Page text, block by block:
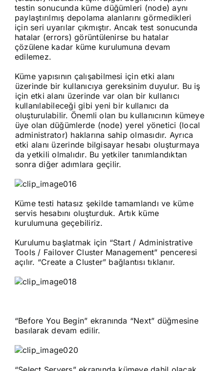
testin sonucunda küme düğümleri (node) aynı
paylaştırılmış depolama alanlarını görmedikleri
için seri uyarılar çıkmıştır. Ancak test sonucunda
hatalar (errors) görüntülenirse bu hatalar
çözülene kadar küme kurulumuna devam
edilemez.
Küme yapısının çalışabilmesi için etki alanı
üzerinde bir kullanıcıya gereksinim duyulur. Bu iş
için etki alanı üzerinde var olan bir kullanıcı
kullanılabileceği gibi yeni bir kullanıcı da
oluşturulabilir. Önemli olan bu kullanıcının kümeye
üye olan düğümlerde (node) yerel yönetici (local
administrator) haklarına sahip olmasıdır. Ayrıca
etki alanı üzerinde bilgisayar hesabı oluşturmaya
da yetkili olmalıdır. Bu yetkiler tanımlandıktan
sonra diğer adımlara geçilir.
Küme testi hatasız şekilde tamamlandı ve küme
servis hesabını oluşturduk. Artık küme
kurulumuna geçebiliriz.
Kurulumu başlatmak için “Start / Administrative
Tools / Failover Cluster Management” penceresi
açılır. “Create a Cluster” bağlantısı tıklanır.
“Before You Begin” ekranında “Next” düğmesine
basılarak devam edilir.